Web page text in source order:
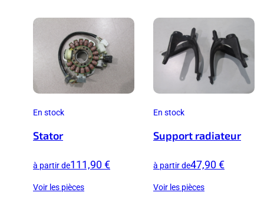
En stock
Stator
à partir de111,90 €
Voir les pièces
En stock
Support radiateur
à partir de47,90 €
Voir les pièces